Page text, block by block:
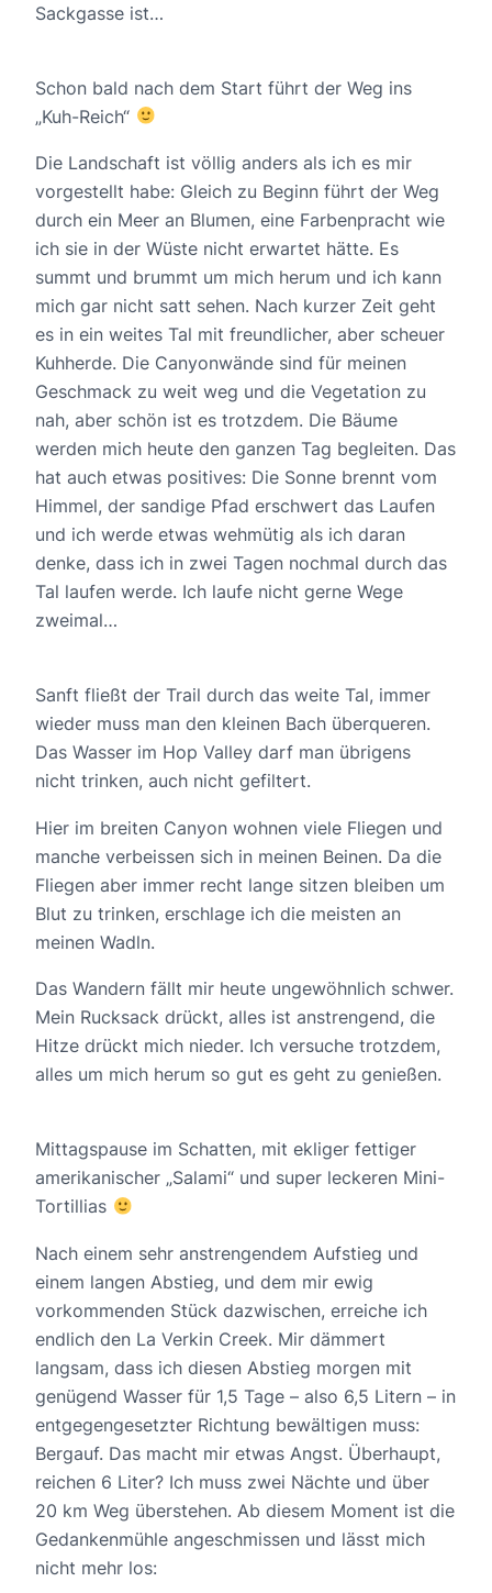
Sackgasse ist…
Schon bald nach dem Start führt der Weg ins
„Kuh-Reich“
Die Landschaft ist völlig anders als ich es mir
vorgestellt habe: Gleich zu Beginn führt der Weg
durch ein Meer an Blumen, eine Farbenpracht wie
ich sie in der Wüste nicht erwartet hätte. Es
summt und brummt um mich herum und ich kann
mich gar nicht satt sehen. Nach kurzer Zeit geht
es in ein weites Tal mit freundlicher, aber scheuer
Kuhherde. Die Canyonwände sind für meinen
Geschmack zu weit weg und die Vegetation zu
nah, aber schön ist es trotzdem. Die Bäume
werden mich heute den ganzen Tag begleiten. Das
hat auch etwas positives: Die Sonne brennt vom
Himmel, der sandige Pfad erschwert das Laufen
und ich werde etwas wehmütig als ich daran
denke, dass ich in zwei Tagen nochmal durch das
Tal laufen werde. Ich laufe nicht gerne Wege
zweimal…
Sanft fließt der Trail durch das weite Tal, immer
wieder muss man den kleinen Bach überqueren.
Das Wasser im Hop Valley darf man übrigens
nicht trinken, auch nicht gefiltert.
Hier im breiten Canyon wohnen viele Fliegen und
manche verbeissen sich in meinen Beinen. Da die
Fliegen aber immer recht lange sitzen bleiben um
Blut zu trinken, erschlage ich die meisten an
meinen Wadln.
Das Wandern fällt mir heute ungewöhnlich schwer.
Mein Rucksack drückt, alles ist anstrengend, die
Hitze drückt mich nieder. Ich versuche trotzdem,
alles um mich herum so gut es geht zu genießen.
Mittagspause im Schatten, mit ekliger fettiger
amerikanischer „Salami“ und super leckeren Mini-
Tortillias
Nach einem sehr anstrengendem Aufstieg und
einem langen Abstieg, und dem mir ewig
vorkommenden Stück dazwischen, erreiche ich
endlich den La Verkin Creek. Mir dämmert
langsam, dass ich diesen Abstieg morgen mit
genügend Wasser für 1,5 Tage – also 6,5 Litern – in
entgegengesetzter Richtung bewältigen muss:
Bergauf. Das macht mir etwas Angst. Überhaupt,
reichen 6 Liter? Ich muss zwei Nächte und über
20 km Weg überstehen. Ab diesem Moment ist die
Gedankenmühle angeschmissen und lässt mich
nicht mehr los: